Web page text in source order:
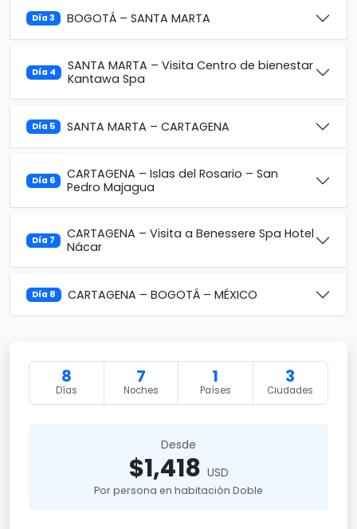
Día 3 BOGOTÁ – SANTA MARTA
Día 4
SANTA MARTA – Visita Centro de bienestar
Kantawa Spa
Día 5 SANTA MARTA – CARTAGENA
Día 6
CARTAGENA – Islas del Rosario – San
Pedro Majagua
Día 7
CARTAGENA – Visita a Benessere Spa Hotel
Nácar
Día 8 CARTAGENA – BOGOTÁ – MÉXICO
8
Días
7
Noches
1
Países
3
Ciudades
Desde
$1,418 USD
Por persona en habitación Doble